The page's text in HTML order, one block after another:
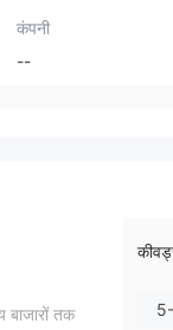
कंपनी
--
बाजारों तक